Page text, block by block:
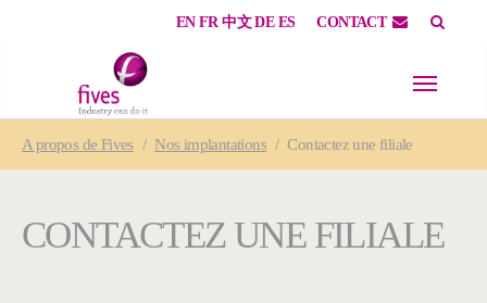
EN FR 中文 DE ES CONTACT
A propos de Fives Nos implantations Contactez une filiale
CONTACTEZ UNE FILIALE